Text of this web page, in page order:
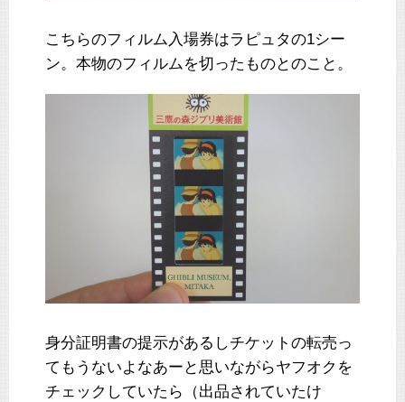
こちらのフィルム入場券はラピュタの1シー
ン。本物のフィルムを切ったものとのこと。
身分証明書の提示があるしチケットの転売っ
てもうないよなあーと思いながらヤフオクを
チェックしていたら（出品されていたけ